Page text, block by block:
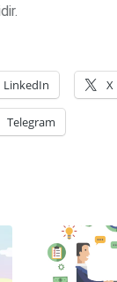
LinkedIn X
Telegram